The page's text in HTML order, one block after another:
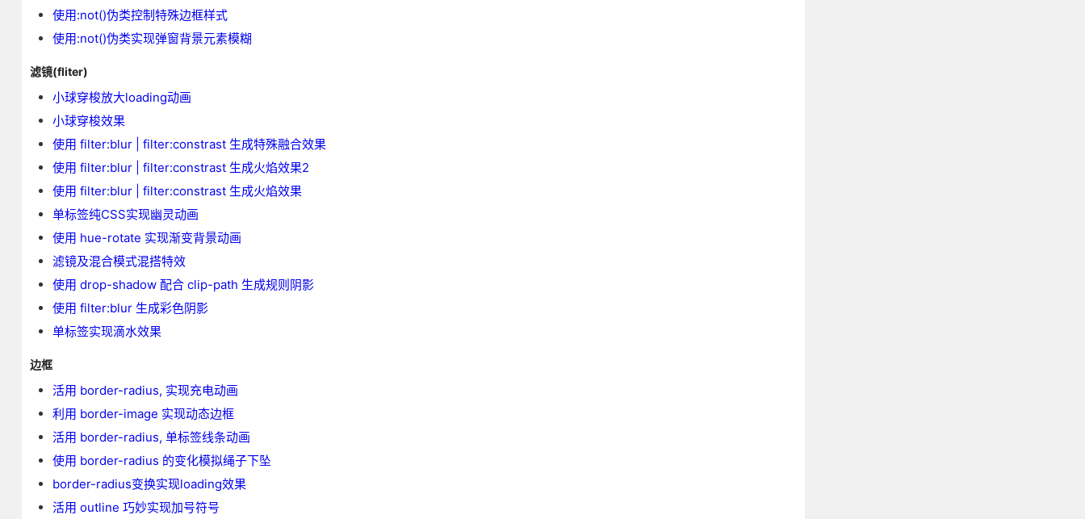
使用:not()伪类控制特殊边框样式
使用:not()伪类实现弹窗背景元素模糊
滤镜(fliter)
小球穿梭放大loading动画
小球穿梭效果
使用 filter:blur | filter:constrast 生成特殊融合效果
使用 filter:blur | filter:constrast 生成火焰效果2
使用 filter:blur | filter:constrast 生成火焰效果
单标签纯CSS实现幽灵动画
使用 hue-rotate 实现渐变背景动画
滤镜及混合模式混搭特效
使用 drop-shadow 配合 clip-path 生成规则阴影
使用 filter:blur 生成彩色阴影
单标签实现滴水效果
边框
活用 border-radius, 实现充电动画
利用 border-image 实现动态边框
活用 border-radius, 单标签线条动画
使用 border-radius 的变化模拟绳子下坠
border-radius变换实现loading效果
活用 outline 巧妙实现加号符号